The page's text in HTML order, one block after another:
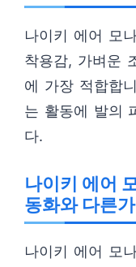
나이키 에어 모
착용감, 가벼운
에 가장 적합합
는 활동에 발의
다.
나이키 에어
동화와 다른
나이키 에어 모